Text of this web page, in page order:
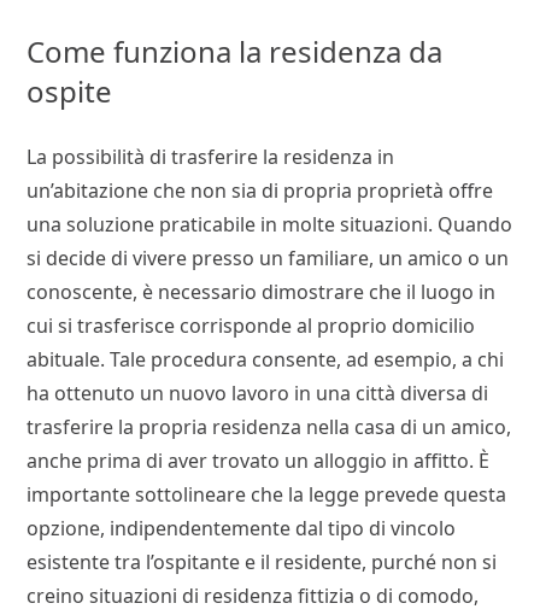
Come funziona la residenza da
ospite
La possibilità di trasferire la residenza in
un’abitazione che non sia di propria proprietà offre
una soluzione praticabile in molte situazioni. Quando
si decide di vivere presso un familiare, un amico o un
conoscente, è necessario dimostrare che il luogo in
cui si trasferisce corrisponde al proprio domicilio
abituale. Tale procedura consente, ad esempio, a chi
ha ottenuto un nuovo lavoro in una città diversa di
trasferire la propria residenza nella casa di un amico,
anche prima di aver trovato un alloggio in affitto. È
importante sottolineare che la legge prevede questa
opzione, indipendentemente dal tipo di vincolo
esistente tra l’ospitante e il residente, purché non si
creino situazioni di residenza fittizia o di comodo,